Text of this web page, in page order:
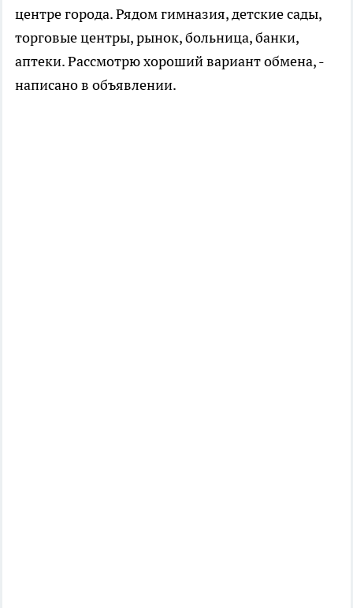
центре города. Рядом гимназия, детские сады,
торговые центры, рынок, больница, банки,
аптеки. Рассмотрю хороший вариант обмена, -
написано в объявлении.